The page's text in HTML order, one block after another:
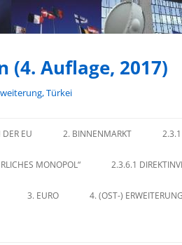
(4. Auflage, 2017)
Türkei
EU 2. BINNENMARKT 2.3.1
MONOPOL“ 2.3.6.1
3. EURO 4. (OST-) ERWEITERUNG